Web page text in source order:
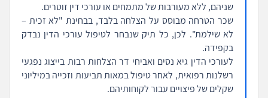
שניהם, ללא מעורבות של מתמחים או עורכי דין זוטרים.
שכר הטרחה מבוסס על הצלחה בלבד, בבחינת "לא זכית –
לא שילמת". לכן, כל תיק שנבחר לטיפול עורכי הדין נבדק
בקפידה.
לעורכי הדין גיא נסים ואביחי דר הצלחות רבות בייצוג נפגעי
רשלנות רפואית, לאחר טיפול במאות תביעות וזכייה במיליוני
שקלים של פיצויים עבור לקוחותיהם.